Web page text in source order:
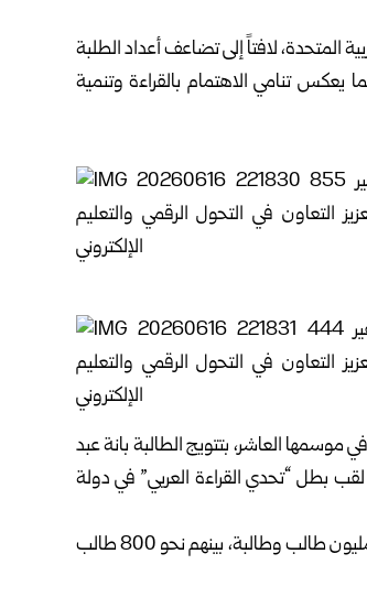
المتحدة، لافتاً إلى تضاعف أعداد الطلبة
يعكس تنامي الاهتمام بالقراءة وتنمية
موسمها العاشر، بتتويج الطالبة بانة عبد
لقب بطل “تحدي القراءة العربي” في دولة
وشارك في المسابقة هذا العام أكثر من 6000 مدرسة سورية وما يزيد على 1.3 مليون طالب وطالبة، بينهم نحو 800 طالب